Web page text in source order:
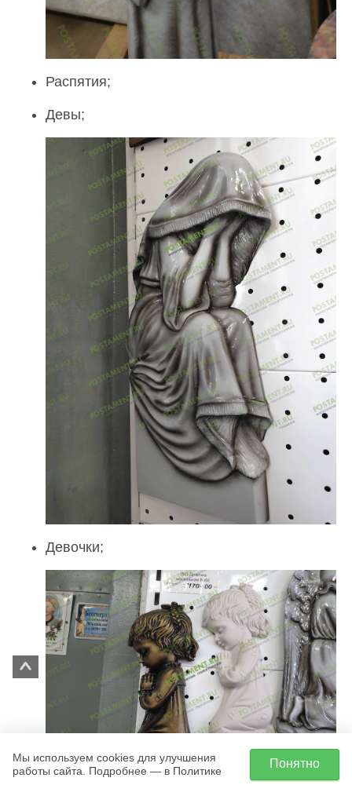
Распятия;
Девы;
Девочки;
Мы используем cookies для улучшения
работы сайта. Подробнее — в Политике
Понятно